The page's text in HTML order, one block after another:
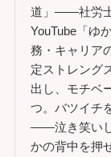
道」——社労士
YouTube「ゆ
務・キャリア
定ストレング
出し、モチベ
つ。バツイチ
——泣き笑い
かの背中を押